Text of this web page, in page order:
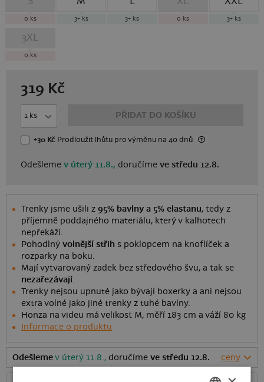
0 ks 3+ ks 3+ ks 0 ks 3+ ks
3XL
0 ks
319 Kč
PŘIDAT DO KOŠÍKU
+30 Kč Prodloužit lhůtupro výměnu na 40 dnů
Odešlemev úterý 11.8., doručímeve středu 12.8.
Trenky jsme ušili z95% bavlny a 5% elastanu, tedy z
příjemně poddajného materiálu, který v kalhotech
nepřekáží.
Pohodlnývolnější střih s poklopcem na knoflíček a
rozparky na boku.
Mají vytvarovaný zadek bez středového švu, a tak se
nezařezávají.
Trenky nejsou upnuté jako bývají boxerky a ani nejsou
extra volné jako jiné trenky z tuhé bavlny.
Honza na videu má velikost M, měří 183 cm a váží 80 kg
Informace o produktu
Odešlemev úterý 11.8., doručímeve středu 12.8. ceny